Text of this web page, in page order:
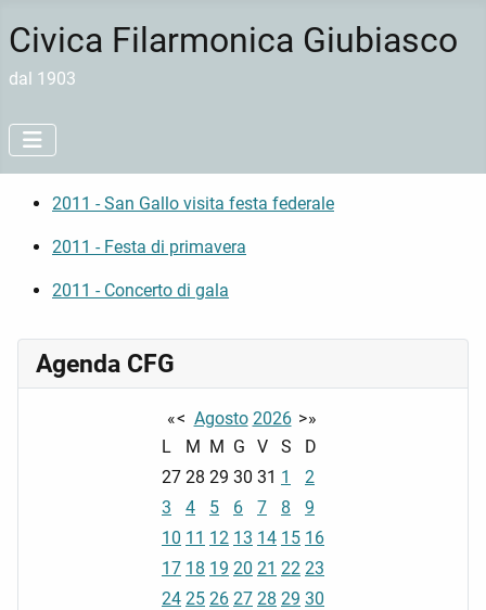
Civica Filarmonica Giubiasco
dal 1903
2011 - San Gallo visita festa federale
2011 - Festa di primavera
2011 - Concerto di gala
Agenda CFG
«< Agosto 2026 >»
L
M M G V S
D
27 28 29 30 31 1
2
3
4 5 6 7 8
9
10 11 12 13 14 15 16
17 18 19 20 21 22 23
24 25 26 27 28 29 30